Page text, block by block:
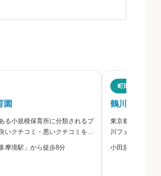
園
る小規模保育所に分類されるプ
いクチコミ・悪いクチコミを合
介します。この園は学校法人常
摩境駅」から徒歩8分
町田市
鶴川フェリシ
東京都町田市に
川フェリシア保
ミを合わせて評
小田急小田原線